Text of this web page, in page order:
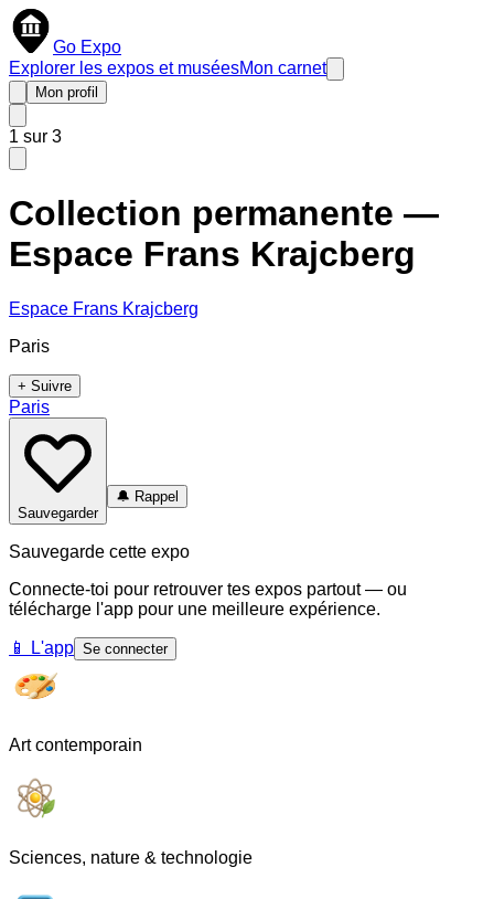
Go Expo
Explorer les expos et muséesMon carnet
Mon profil
1 sur 3
Collection permanente —
Espace Frans Krajcberg
Espace Frans Krajcberg
Paris
+ Suivre
Paris
Sauvegarder
🔔 Rappel
Sauvegarde cette expo
Connecte-toi pour retrouver tes expos partout — ou
télécharge l'app pour une meilleure expérience.
📱 L'app Se connecter
Art contemporain
Sciences, nature & technologie